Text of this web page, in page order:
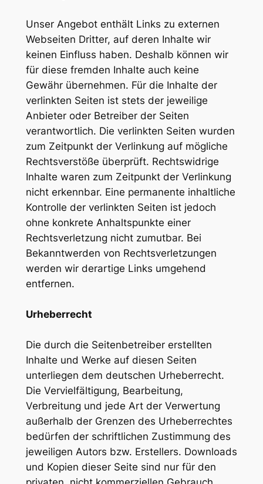
Unser Angebot enthält Links zu externen
Webseiten Dritter, auf deren Inhalte wir
keinen Einfluss haben. Deshalb können wir
für diese fremden Inhalte auch keine
Gewähr übernehmen. Für die Inhalte der
verlinkten Seiten ist stets der jeweilige
Anbieter oder Betreiber der Seiten
verantwortlich. Die verlinkten Seiten wurden
zum Zeitpunkt der Verlinkung auf mögliche
Rechtsverstöße überprüft. Rechtswidrige
Inhalte waren zum Zeitpunkt der Verlinkung
nicht erkennbar. Eine permanente inhaltliche
Kontrolle der verlinkten Seiten ist jedoch
ohne konkrete Anhaltspunkte einer
Rechtsverletzung nicht zumutbar. Bei
Bekanntwerden von Rechtsverletzungen
werden wir derartige Links umgehend
entfernen.
Urheberrecht
Die durch die Seitenbetreiber erstellten
Inhalte und Werke auf diesen Seiten
unterliegen dem deutschen Urheberrecht.
Die Vervielfältigung, Bearbeitung,
Verbreitung und jede Art der Verwertung
außerhalb der Grenzen des Urheberrechtes
bedürfen der schriftlichen Zustimmung des
jeweiligen Autors bzw. Erstellers. Downloads
und Kopien dieser Seite sind nur für den